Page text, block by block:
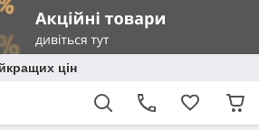
цін